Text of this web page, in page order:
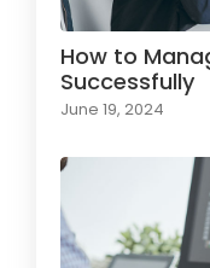
How to
Successfully
June 19, 2024